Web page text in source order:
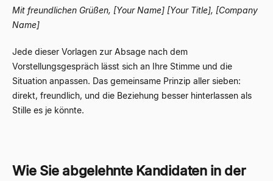
Mit freundlichen Grüßen, [Your Name] [Your Title], [Company
Name]
Jede dieser Vorlagen zur Absage nach dem
Vorstellungsgespräch lässt sich an Ihre Stimme und die
Situation anpassen. Das gemeinsame Prinzip aller sieben:
direkt, freundlich, und die Beziehung besser hinterlassen als
Stille es je könnte.
Wie Sie abgelehnte Kandidaten in der